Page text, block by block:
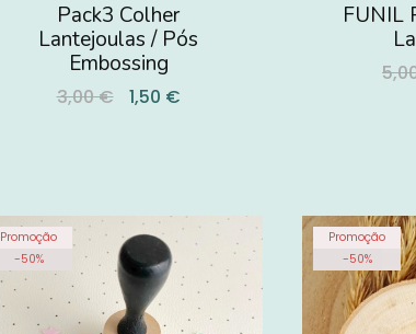
Pack3 Colher
Lantejoulas / Pós
Embossing
3,00 € 1,50 €
FUNIL
Promoção
-50%
Promoção
-50%